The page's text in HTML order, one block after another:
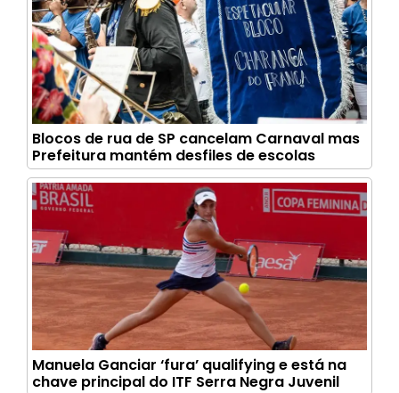
Blocos de rua de SP cancelam Carnaval mas
Prefeitura mantém desfiles de escolas
Manuela Ganciar ‘fura’ qualifying e está na
chave principal do ITF Serra Negra Juvenil